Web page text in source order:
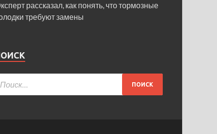
рассказал, как понять, что тормозные
требуют замены